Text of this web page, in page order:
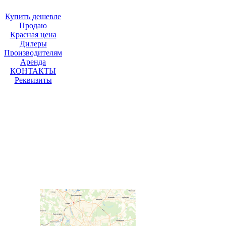
Купить дешевле
Продаю
Красная цена
Дилеры
Производителям
Аренда
КОНТАКТЫ
Реквизиты